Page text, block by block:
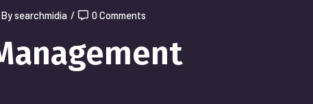
By searchmidia / 0 Comments